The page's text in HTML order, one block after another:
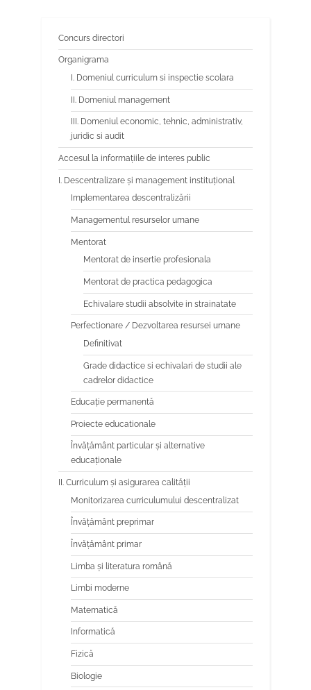
Concurs directori
Organigrama
I. Domeniul curriculum si inspectie scolara
II. Domeniul management
III. Domeniul economic, tehnic, administrativ,
juridic si audit
Accesul la informațiile de interes public
I. Descentralizare și management instituțional
Implementarea descentralizării
Managementul resurselor umane
Mentorat
Mentorat de insertie profesionala
Mentorat de practica pedagogica
Echivalare studii absolvite in strainatate
Perfectionare / Dezvoltarea resursei umane
Definitivat
Grade didactice si echivalari de studii ale
cadrelor didactice
Educaţie permanentă
Proiecte educationale
Învăţământ particular şi alternative
educaţionale
II. Curriculum și asigurarea calității
Monitorizarea curriculumului descentralizat
Învățământ preprimar
Învățământ primar
Limba şi literatura română
Limbi moderne
Matematică
Informatică
Fizică
Biologie